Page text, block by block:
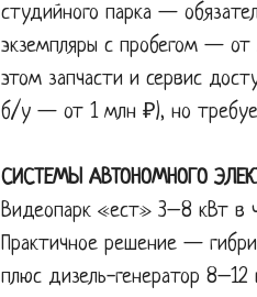
студийного парка —
экземпляры с пробегом —
этом запчасти и сервис
б/у — от 1 млн ₽), но
СИСТЕМЫ АВТОНОМНОГО
Видеопарк «ест» 3–8 кВт в
Практичное решение —
плюс дизель-генератор